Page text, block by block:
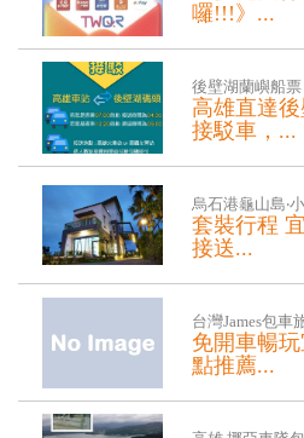
囉!!!》...
📱《前進島
支...
後壁湖蘭嶼船票
高雄直達
接駁車，...
後壁湖蘭嶼
烏石港龜山島‧
套裝行程
接送...
宜蘭旅遊 龜
台灣James包車
免開車暢
點推薦...
宜蘭自然景